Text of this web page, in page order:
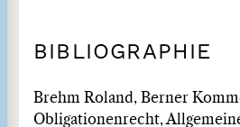
BIBLIOGRAPHIE
Brehm Roland, Berner
Obligationenrecht,